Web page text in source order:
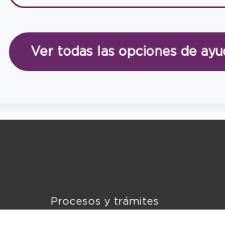
Ver todas las opciones de
Procesos y trámites